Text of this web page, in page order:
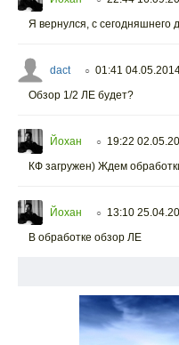
Я вернулся, с сегодняшнего
dact ○ 01:41
Обзор 1/2 ЛЕ будет?
Йохан ○ 19:22
КФ загружен) Ждем
Йохан ○ 13:10
В обработке обзор ЛЕ